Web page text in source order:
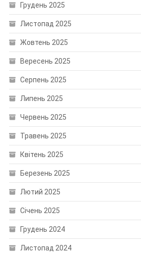
Грудень 2025
Листопад 2025
Жовтень 2025
Вересень 2025
Серпень 2025
Липень 2025
Червень 2025
Травень 2025
Квітень 2025
Березень 2025
Лютий 2025
Січень 2025
Грудень 2024
Листопад 2024